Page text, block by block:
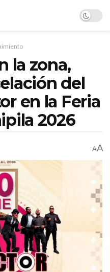
la zona,
del
en la Feria
2026
AA